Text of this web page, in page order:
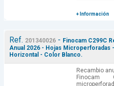
+ Información
Ref. 201340026- Finocam C299C
Anual 2026 - Hojas Microperforadas
Horizontal - Color Blanco.
Recambio
Finocam